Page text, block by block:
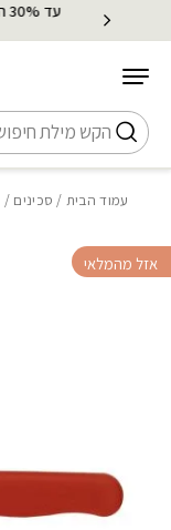
Skip to Content
חיפוש
עמוד הבית / סכינים /
אזל מהמלאי
בחזרה למעלה